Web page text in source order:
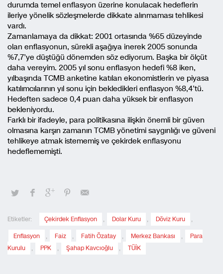
durumda temel enflasyon üzerine konulacak hedeflerin
ileriye yönelik sözleşmelerde dikkate alınmaması tehlikesi
vardı.
Zamanlamaya da dikkat: 2001 ortasında %65 düzeyinde
olan enflasyonun, sürekli aşağıya inerek 2005 sonunda
%7,7’ye düştüğü dönemden söz ediyorum. Başka bir ölçüt
daha vereyim. 2005 yıl sonu enflasyon hedefi %8 iken,
yılbaşında TCMB anketine katılan ekonomistlerin ve piyasa
katılımcılarının yıl sonu için bekledikleri enflasyon %8,4’tü.
Hedeften sadece 0,4 puan daha yüksek bir enflasyon
bekleniyordu.
Farklı bir ifadeyle, para politikasına ilişkin önemli bir güven
olmasına karşın zamanın TCMB yönetimi saygınlığı ve güveni
tehlikeye atmak istememiş ve çekirdek enflasyonu
hedeflememişti.
Etiketler: Çekirdek Enflasyon , Dolar Kuru , Döviz Kuru ,
Enflasyon , Faiz , Fatih Özatay , Merkez Bankası ,
Para
Kurulu
, PPK , Şahap Kavcıoğlu , TÜİK